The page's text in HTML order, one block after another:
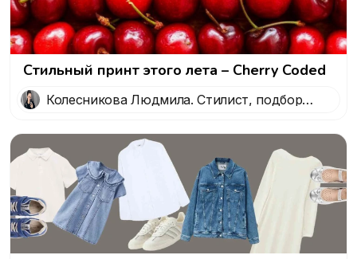
Стильный принт этого лета – Cherry Coded
Колесникова Людмила. Стилист, подбор